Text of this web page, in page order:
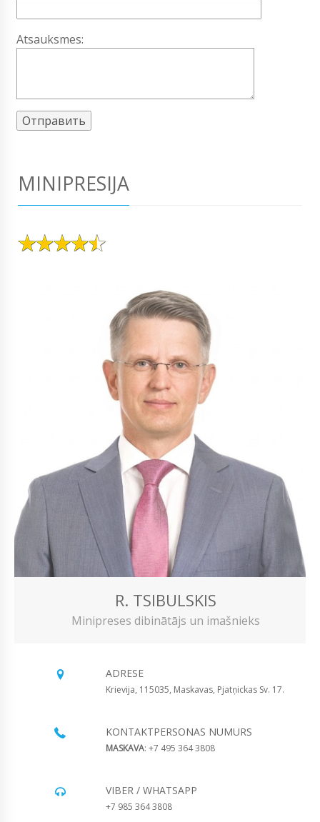
Atsauksmes:
MINIPRESIJA
R. TSIBULSKIS
Minipreses dibinātājs un imašnieks
ADRESE
Krievija, 115035, Maskavas, Pjatņickas Sv. 17.
KONTAKTPERSONAS NUMURS
MASKAVA: +7 495 364 3808
VIBER / WHATSAPP
+7 985 364 3808